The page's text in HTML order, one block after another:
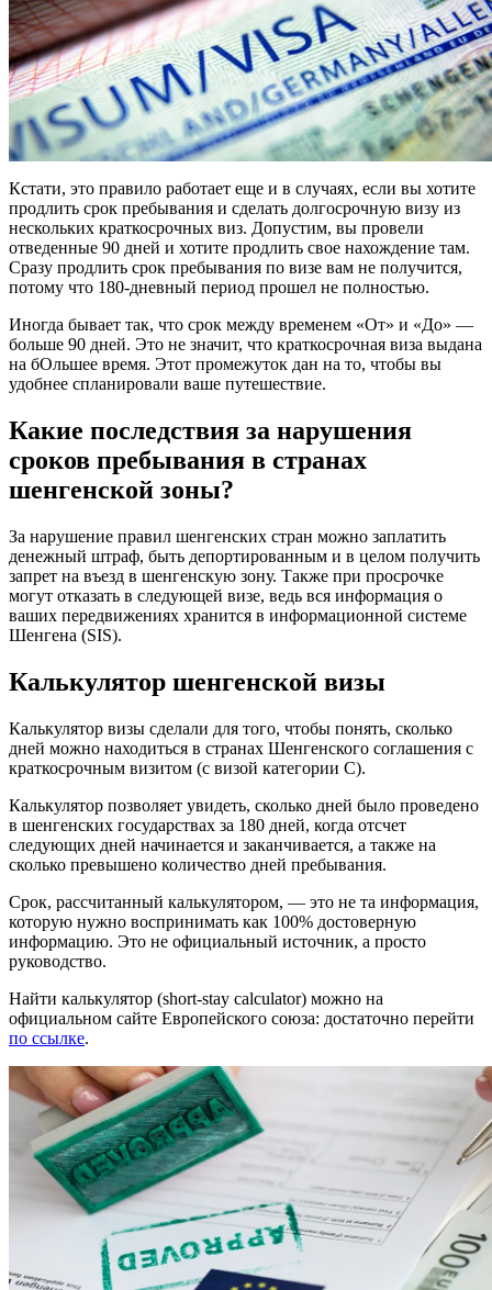
Кстати, это правило работает еще и в случаях, если вы хотите
продлить срок пребывания и сделать долгосрочную визу из
нескольких краткосрочных виз. Допустим, вы провели
отведенные 90 дней и хотите продлить свое нахождение там.
Сразу продлить срок пребывания по визе вам не получится,
потому что 180-дневный период прошел не полностью.
Иногда бывает так, что срок между временем «От» и «До» —
больше 90 дней. Это не значит, что краткосрочная виза выдана
на бОльшее время. Этот промежуток дан на то, чтобы вы
удобнее спланировали ваше путешествие.
Какие последствия за нарушения
сроков пребывания в странах
шенгенской зоны?
За нарушение правил шенгенских стран можно заплатить
денежный штраф, быть депортированным и в целом получить
запрет на въезд в шенгенскую зону. Также при просрочке
могут отказать в следующей визе, ведь вся информация о
ваших передвижениях хранится в информационной системе
Шенгена (SIS).
Калькулятор шенгенской визы
Калькулятор визы сделали для того, чтобы понять, сколько
дней можно находиться в странах Шенгенского соглашения с
краткосрочным визитом (с визой категории С).
Калькулятор позволяет увидеть, сколько дней было проведено
в шенгенских государствах за 180 дней, когда отсчет
следующих дней начинается и заканчивается, а также на
сколько превышено количество дней пребывания.
Срок, рассчитанный калькулятором, — это не та информация,
которую нужно воспринимать как 100% достоверную
информацию. Это не официальный источник, а просто
руководство.
Найти калькулятор (short-stay calculator) можно на
официальном сайте Европейского союза: достаточно перейти
по ссылке.